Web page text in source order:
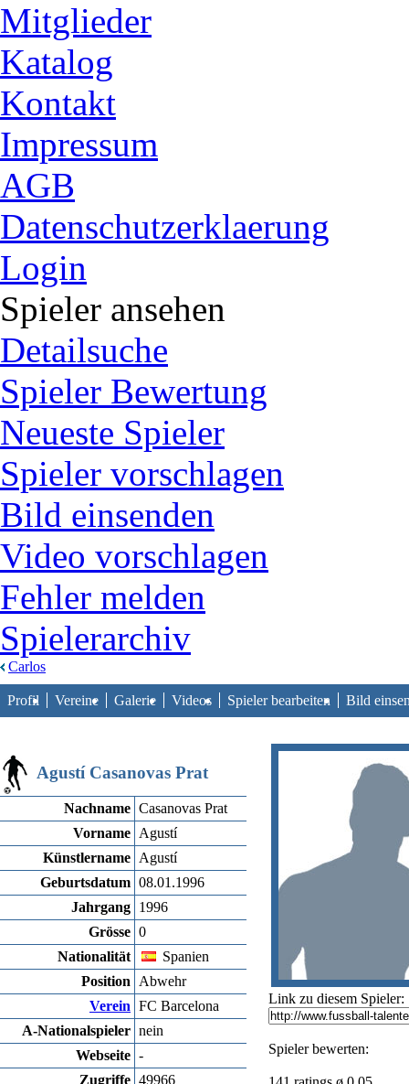
Mitglieder
Katalog
Kontakt
Impressum
AGB
Datenschutzerklaerung
Login
Spieler ansehen
Detailsuche
Spieler Bewertung
Neueste Spieler
Spieler vorschlagen
Bild einsenden
Video vorschlagen
Fehler melden
Spielerarchiv
Carlos
Profil Vereine Galerie Videos Spieler bearbeiten Bild
Agustí Casanovas Prat
Nachname Casanovas Prat
Vorname Agustí
Künstlername Agustí
Geburtsdatum 08.01.1996
Jahrgang 1996
Grösse 0
Nationalität
Spanien
Position
Abwehr
Verein FC Barcelona
A-Nationalspieler nein
Webseite -
Zugriffe 49966
Link zu diesem Spieler:
Spieler bewerten: